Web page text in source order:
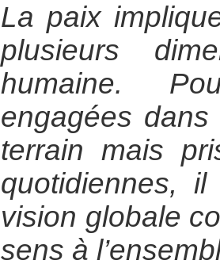
La paix
plusieurs
humaine.
engagées
terrain mais
quotidiennes, il
vision globale
sens à